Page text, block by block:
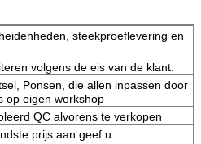
steekproeflevering en
volgens de eis van de klant.
Ponsen, die allen inpassen door
op eigen workshop
QC alvorens te verkopen
prijs aan geef u.